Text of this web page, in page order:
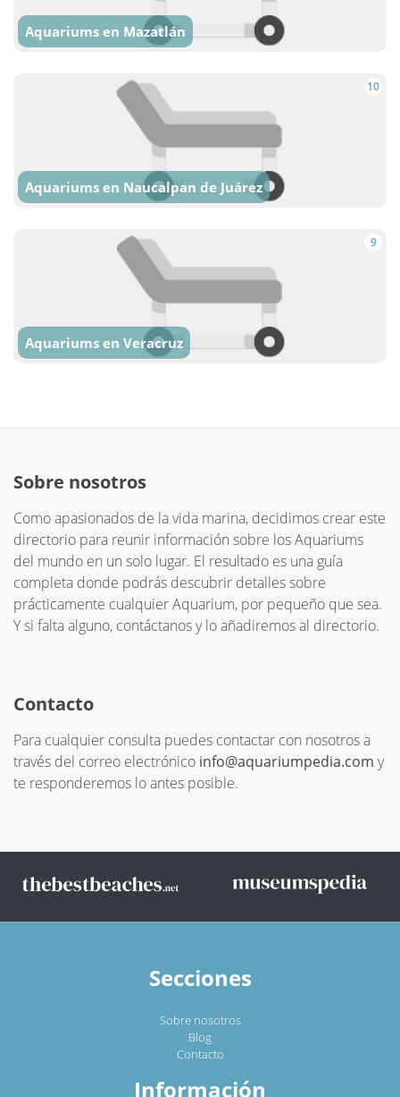
Aquariums en Mazatlán
10
Aquariums en Naucalpan de Juárez
9
Aquariums en Veracruz
Sobre nosotros
Como apasionados de la vida marina, decidimos crear este
directorio para reunir información sobre los Aquariums
del mundo en un solo lugar. El resultado es una guía
completa donde podrás descubrir detalles sobre
prácticamente cualquier Aquarium, por pequeño que sea.
Y si falta alguno, contáctanos y lo añadiremos al directorio.
Contacto
Para cualquier consulta puedes contactar con nosotros a
través del correo electrónico info@aquariumpedia.com y
te responderemos lo antes posible.
Secciones
Sobre nosotros
Blog
Contacto
Información